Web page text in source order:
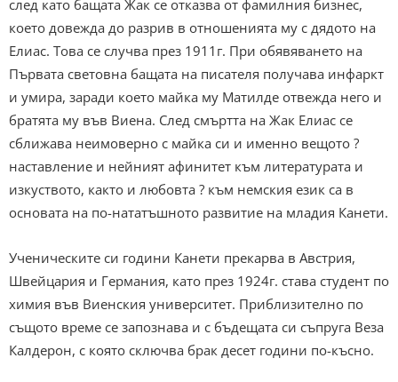
след като бащата Жак се отказва от фамилния бизнес,
което довежда до разрив в отношенията му с дядото на
Елиас. Това се случва през 1911г. При обявяването на
Първата световна бащата на писателя получава инфаркт
и умира, заради което майка му Матилде отвежда него и
братята му във Виена. След смъртта на Жак Елиас се
сближава неимоверно с майка си и именно вещото ?
наставление и нейният афинитет към литературата и
изкуството, както и любовта ? към немския език са в
основата на по-нататъшното развитие на младия Канети.
Ученическите си години Канети прекарва в Австрия,
Швейцария и Германия, като през 1924г. става студент по
химия във Виенския университет. Приблизително по
същото време се запознава и с бъдещата си съпруга Веза
Калдерон, с която сключва брак десет години по-късно.